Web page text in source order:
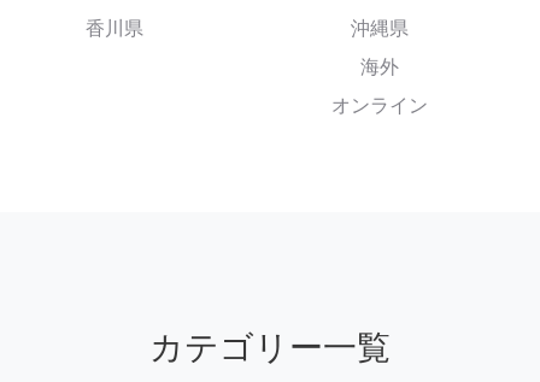
香川県
沖縄県
海外
オンライン
カテゴリー一覧